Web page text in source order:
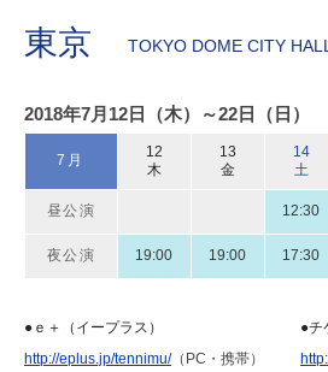
東京 TOKYO DOME CITY HALL
2018年7月12日（木）～22日（日）
7月
12
木
13
金
14
土
昼公演 12:30
夜公演 19:00 19:00 17:30
●ｅ＋（イープラス）
http://eplus.jp/tennimu/（PC・携帯）
●チ